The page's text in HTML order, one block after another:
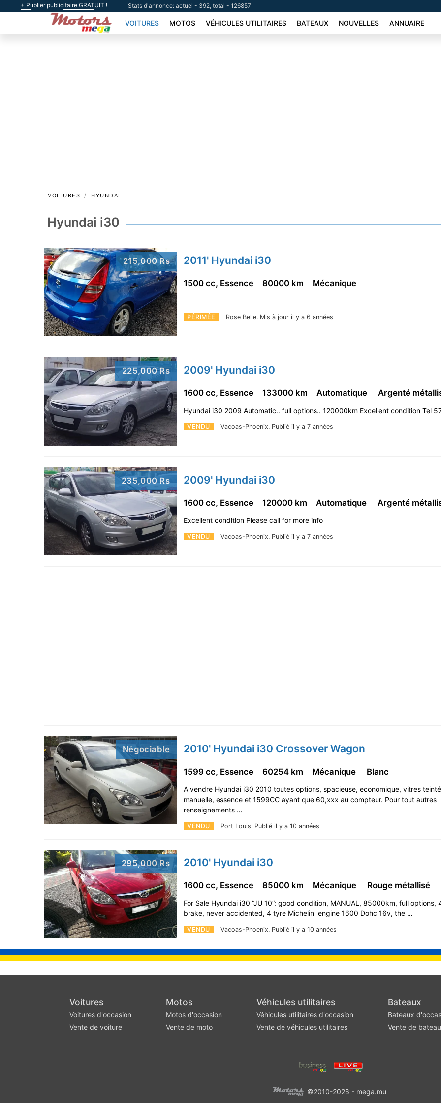
+ Publier publicitaire GRATUIT ! Stats d'annonce: actuel - 392, total - 126857
VOITURES MOTOS VÉHICULES UTILITAIRES BATEAUX NOUVELLES ANNUAIRE
VOITURES HYUNDAI
Hyundai i30
215,000 Rs 2011' Hyundai i30
PÉRIMÉE Rose Belle. Mis à jour il y a 6 années
1500 cc, Essence 80000 km Mécanique
225,000 Rs 2009' Hyundai i30
VENDU Vacoas-Phoenix. Publié il y a 7 années
1600 cc, Essence 133000 km Automatique Argenté
Hyundai i30 2009 Automatic.. full options.. 120000km Excellent condition Tel
235,000 Rs 2009' Hyundai i30
VENDU Vacoas-Phoenix. Publié il y a 7 années
1600 cc, Essence 120000 km Automatique Argenté
Excellent condition Please call for more info
Négociable 2010' Hyundai i30 Crossover Wagon
VENDU Port Louis. Publié il y a 10 années
1599 cc, Essence 60254 km Mécanique Blanc
A vendre Hyundai i30 2010 toutes options, spacieuse, economique, vitres
manuelle, essence et 1599CC ayant que 60,xxx au compteur. Pour tout autres
renseignements …
295,000 Rs 2010' Hyundai i30
VENDU Vacoas-Phoenix. Publié il y a 10 années
1600 cc, Essence 85000 km Mécanique Rouge métallisé
For Sale Hyundai i30 “JU 10”: good condition, MANUAL, 85000km, full options,
brake, never accidented, 4 tyre Michelin, engine 1600 Dohc 16v, the …
Voitures
Voitures d'occasion
Vente de voiture
Motos
Motos d'occasion
Vente de moto
Véhicules utilitaires
Véhicules utilitaires d'occasion
Vente de véhicules utilitaires
Bateaux
Bateaux
Vente de
©2010-2026 - mega.mu